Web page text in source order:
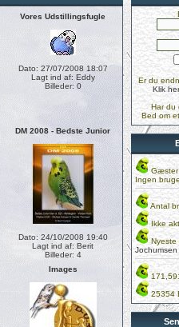
Vores Udstillingsfugle
Dato: 27/07/2008 18:07
Lagt ind af: Eddy
Billeder: 0
DM 2008 - Bedste Junior
Dato: 24/10/2008 19:40
Lagt ind af: Berit
Billeder: 4
Images
Er du
Klik her
Har du
Bed om
Gæster
Ingen
Antal
Ikke
Nyeste
Jochumsen
25354